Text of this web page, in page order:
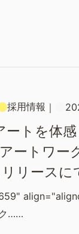
採用情報 ｜
ートを体
ートワー
リースに
……